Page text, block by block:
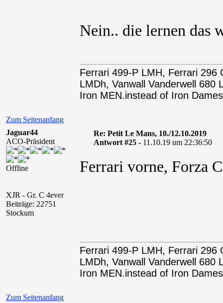
Nein.. die lernen das
Zum Seitenanfang
Ferrari 499-P LMH, Ferrari 296
LMDh, Vanwall Vanderwell
Iron MEN.instead of Iron
Jaguar44
ACO-Präsident
Offline
XJR - Gr. C 4ever
Beiträge: 22751
Stockum
Re: Petit Le Mans, 10./12.10.2019
Antwort #25 - 11.10.19 um 22:36:50
Ferrari vorne, Forza
Zum Seitenanfang
Ferrari 499-P LMH, Ferrari 296
LMDh, Vanwall Vanderwell
Iron MEN.instead of Iron